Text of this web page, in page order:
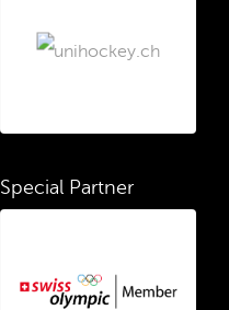
Special Partner